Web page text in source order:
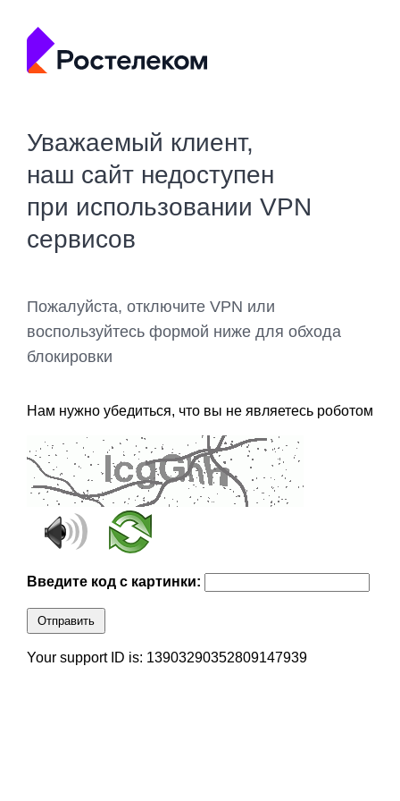
Уважаемый клиент,
наш сайт недоступен
при использовании VPN
сервисов
Пожалуйста, отключите VPN или
воспользуйтесь формой ниже для обхода
блокировки
Нам нужно убедиться, что вы не являетесь роботом
Введите код с картинки:
Отправить
Your support ID is: 13903290352809147939